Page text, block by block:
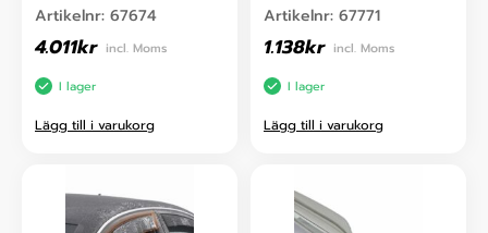
Artikelnr: 67674
4.011kr incl. Moms
I lager
Lägg till i varukorg
Artikelnr: 67771
1.138kr incl. Moms
I lager
Lägg till i varukorg